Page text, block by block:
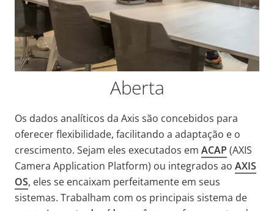
Aberta
Os dados analíticos da Axis são concebidos para
oferecer flexibilidade, facilitando a adaptação e o
crescimento. Sejam eles executados em ACAP (AXIS
Camera Application Platform) ou integrados ao AXIS
OS, eles se encaixam perfeitamente em seus
sistemas. Trabalham com os principais sistema de